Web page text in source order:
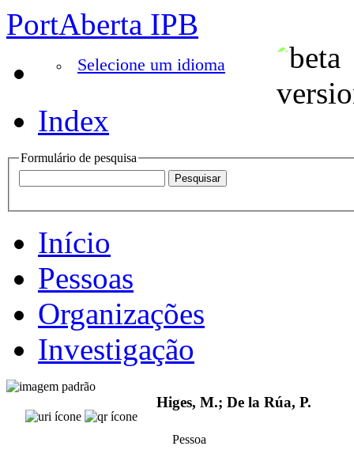
PortAberta IPB
Selecione um idioma
Index
Formulário de pesquisa
Início
Pessoas
Organizações
Investigação
Higes, M.; De la Rúa, P.
Pessoa